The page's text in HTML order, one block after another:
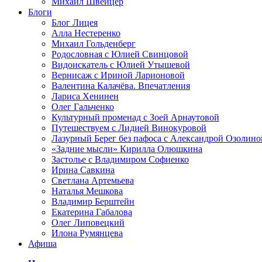
Блоги
Блог Лицея
Алла Нестеренко
Михаил Гольденберг
Родословная с Юлией Свинцовой
Видоискатель с Юлией Утышевой
Вернисаж с Ириной Ларионовой
Валентина Калачёва. Впечатления
Лариса Хенинен
Олег Гальченко
Культурный променад с Зоей Арнаутовой
Путешествуем с Лидией Винокуровой
Лазурный Берег без пафоса с Александрой
«Задние мысли» Кирилла Олюшкина
Застолье с Владимиром Софиенко
Ирина Савкина
Светлана Артемьева
Наталья Мешкова
Владимир Берштейн
Екатерина Габалова
Олег Липовецкий
Илона Румянцева
Афиша